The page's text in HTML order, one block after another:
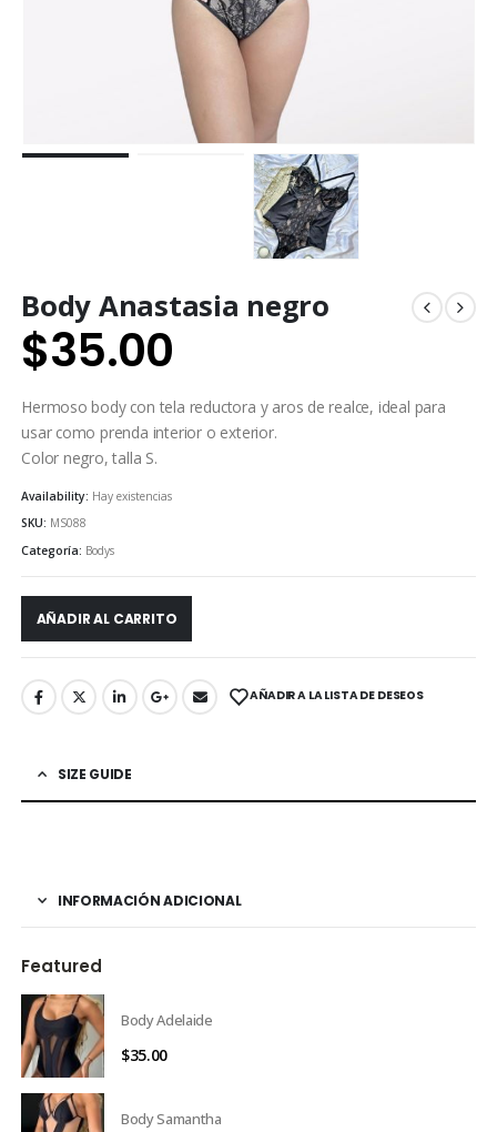
Body Anastasia negro
$35.00
Hermoso body con tela reductora y aros de realce, ideal para
usar como prenda interior o exterior.
Color negro, talla S.
Availability: Hay existencias
SKU: MS088
Categoría: Bodys
AÑADIR AL CARRITO
AÑADIR A LA LISTA DE DESEOS
SIZE GUIDE
INFORMACIÓN ADICIONAL
Featured
Body Adelaide
$35.00
Body Samantha